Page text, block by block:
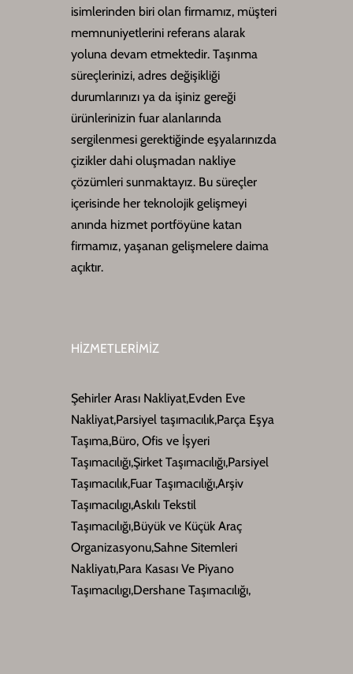
isimlerinden biri olan firmamız, müşteri
memnuniyetlerini referans alarak
yoluna devam etmektedir. Taşınma
süreçlerinizi, adres değişikliği
durumlarınızı ya da işiniz gereği
ürünlerinizin fuar alanlarında
sergilenmesi gerektiğinde eşyalarınızda
çizikler dahi oluşmadan nakliye
çözümleri sunmaktayız. Bu süreçler
içerisinde her teknolojik gelişmeyi
anında hizmet portföyüne katan
firmamız, yaşanan gelişmelere daima
açıktır.
HİZMETLERİMİZ
Şehirler Arası Nakliyat,Evden Eve
Nakliyat,Parsiyel taşımacılık,Parça Eşya
Taşıma,Büro, Ofis ve İşyeri
Taşımacılığı,Şirket Taşımacılığı,Parsiyel
Taşımacılık,Fuar Taşımacılığı,Arşiv
Taşımacılıgı,Askılı Tekstil
Taşımacılığı,Büyük ve Küçük Araç
Organizasyonu,Sahne Sitemleri
Nakliyatı,Para Kasası Ve Piyano
Taşımacılıgı,Dershane Taşımacılığı,